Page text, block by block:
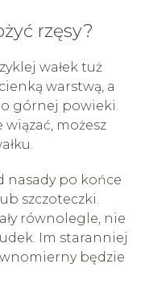
rzęsy?
wałek tuż
warstwą, a
górnej powieki.
możesz
nasady po końce
szczoteczki.
równolegle, nie
Im staranniej
będzie